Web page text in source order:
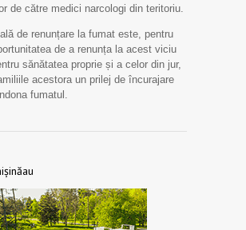
de către medici narcologi din teritoriu.
de renunțare la fumat este, pentru
de a renunța la acest viciu
sănătatea proprie și a celor din jur,
acestora un prilej de încurajare
fumatul.